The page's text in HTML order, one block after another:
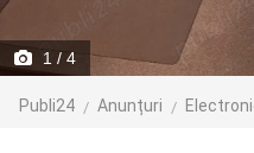
1 / 4
Publi24 Anunțuri